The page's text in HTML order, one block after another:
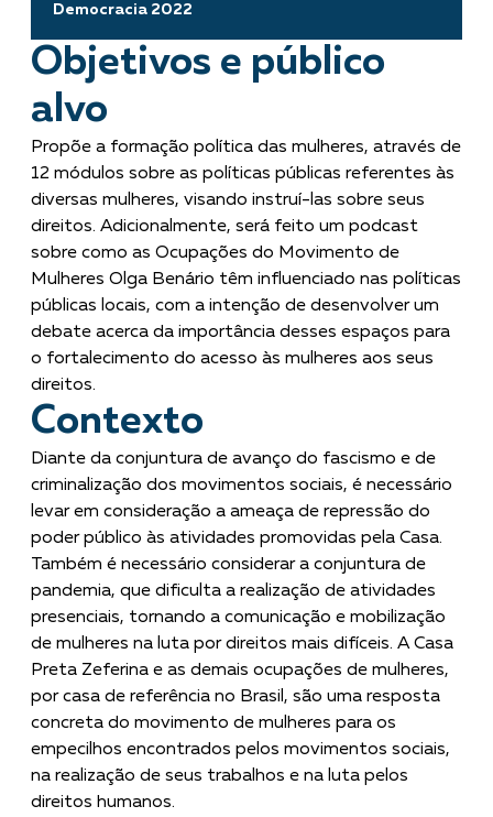
Democracia 2022
Objetivos e público
alvo
Propõe a formação política das mulheres, através de
12 módulos sobre as políticas públicas referentes às
diversas mulheres, visando instruí-las sobre seus
direitos. Adicionalmente, será feito um podcast
sobre como as Ocupações do Movimento de
Mulheres Olga Benário têm influenciado nas políticas
públicas locais, com a intenção de desenvolver um
debate acerca da importância desses espaços para
o fortalecimento do acesso às mulheres aos seus
direitos.
Contexto
Diante da conjuntura de avanço do fascismo e de
criminalização dos movimentos sociais, é necessário
levar em consideração a ameaça de repressão do
poder público às atividades promovidas pela Casa.
Também é necessário considerar a conjuntura de
pandemia, que dificulta a realização de atividades
presenciais, tornando a comunicação e mobilização
de mulheres na luta por direitos mais difíceis. A Casa
Preta Zeferina e as demais ocupações de mulheres,
por casa de referência no Brasil, são uma resposta
concreta do movimento de mulheres para os
empecilhos encontrados pelos movimentos sociais,
na realização de seus trabalhos e na luta pelos
direitos humanos.